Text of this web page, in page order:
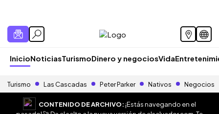
InicioNoticiasTurismoDinero y negociosVida
Turismo Las Cascadas Peter Parker Nativos Negocios
CONTENIDO DE ARCHIVO:¡Estás navegando en el